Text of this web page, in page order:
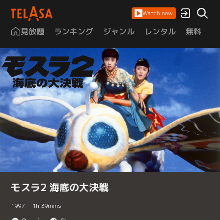
Watch now
見放題 ランキング ジャンル レンタル 無料
モスラ2 海底の大決戦
1997 1h 39mins